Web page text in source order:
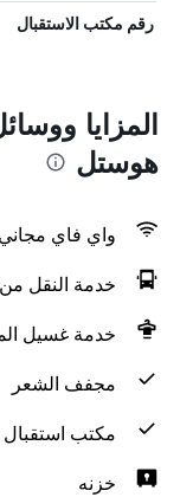
رقم مكتب الاستقبال
المزايا
هوستل
واي فاي مجاني
خدمة النقل من
خدمة غسيل
مجفف الشعر
مكتب استقبال على
خزنه